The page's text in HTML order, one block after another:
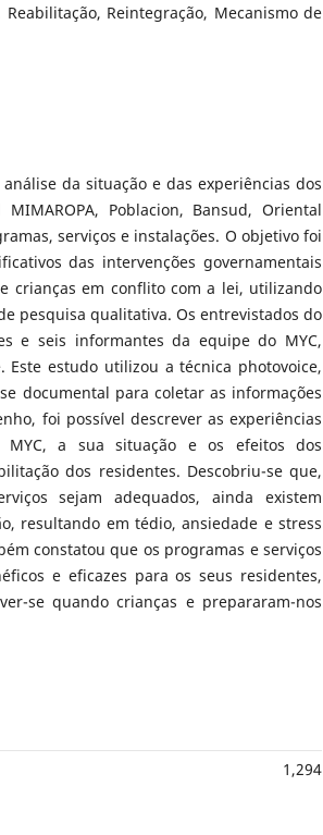
Reabilitação, Reintegração, Mecanismo de
da situação e das experiências dos
Poblacion, Bansud, Oriental
serviços e instalações. O objetivo foi
das intervenções governamentais
crianças em conflito com a lei, utilizando
pesquisa qualitativa. Os entrevistados do
e seis informantes da equipe do MYC,
Este estudo utilizou a técnica photovoice,
documental para coletar as informações
foi possível descrever as experiências
MYC, a sua situação e os efeitos dos
dos residentes. Descobriu-se que,
sejam adequados, ainda existem
resultando em tédio, ansiedade e stress
constatou que os programas e serviços
e eficazes para os seus residentes,
se quando crianças e prepararam-nos
1,294